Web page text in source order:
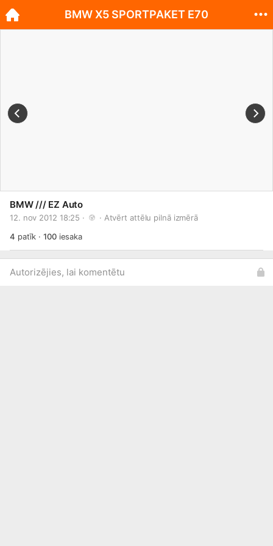
BMW /// EZ Auto
12. nov 2012 18:25 · · Atvērt attēlu pilnā izmērā
4 patīk ·100iesaka
Autorizējies, lai komentētu
BMW X5 SPORTPAKET E70